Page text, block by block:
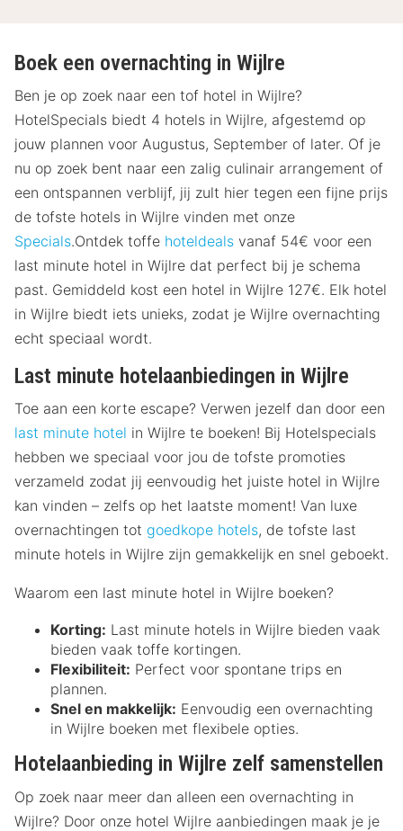
Boek een overnachting in Wijlre
Ben je op zoek naar een tof hotel in Wijlre?
HotelSpecials biedt 4 hotels in Wijlre, afgestemd op
jouw plannen voor Augustus, September of later. Of je
nu op zoek bent naar een zalig culinair arrangement of
een ontspannen verblijf, jij zult hier tegen een fijne prijs
de tofste hotels in Wijlre vinden met onze
Specials.Ontdek toffe hoteldeals vanaf 54€ voor een
last minute hotel in Wijlre dat perfect bij je schema
past. Gemiddeld kost een hotel in Wijlre 127€. Elk hotel
in Wijlre biedt iets unieks, zodat je Wijlre overnachting
echt speciaal wordt.
Last minute hotelaanbiedingen in Wijlre
Toe aan een korte escape? Verwen jezelf dan door een
last minute hotel in Wijlre te boeken! Bij Hotelspecials
hebben we speciaal voor jou de tofste promoties
verzameld zodat jij eenvoudig het juiste hotel in Wijlre
kan vinden – zelfs op het laatste moment! Van luxe
overnachtingen tot goedkope hotels, de tofste last
minute hotels in Wijlre zijn gemakkelijk en snel geboekt.
Waarom een last minute hotel in Wijlre boeken?
Korting: Last minute hotels in Wijlre bieden vaak
bieden vaak toffe kortingen.
Flexibiliteit: Perfect voor spontane trips en
plannen.
Snel en makkelijk: Eenvoudig een overnachting
in Wijlre boeken met flexibele opties.
Hotelaanbieding in Wijlre zelf samenstellen
Op zoek naar meer dan alleen een overnachting in
Wijlre? Door onze hotel Wijlre aanbiedingen maak je je